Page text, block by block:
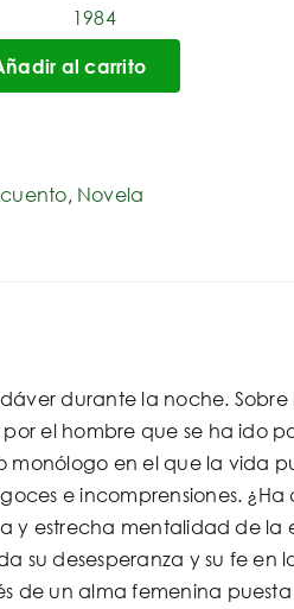
1984
al carrito
, Novela
durante la noche. Sobre
el hombre que se ha ido
en el que la vida
e incomprensiones.
y estrecha mentalidad de
su desesperanza y su fe en
de un alma femenina